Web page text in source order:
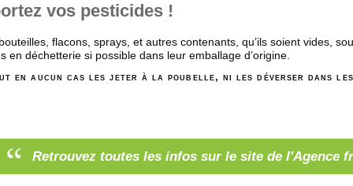
vos pesticides !
flacons, sprays, et autres contenants, qu’ils soient vides,
en déchetterie si possible dans leur emballage d’origine.
en aucun cas les jeter à la poubelle, ni les déverser dans
Retrouvez toutes les infos sur le site de l'Agence